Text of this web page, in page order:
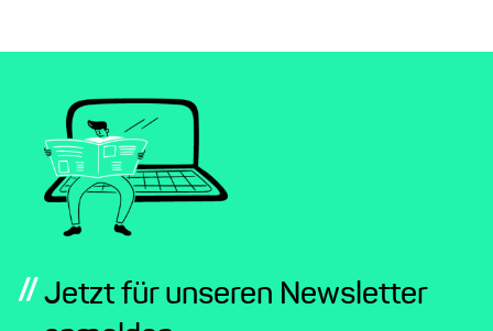
// Jetzt für unseren Newsletter